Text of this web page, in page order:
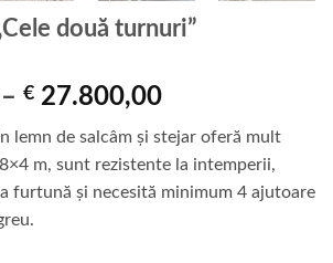
două turnuri”
– € 27.800,00Interval
prețuri:
€ 22.500,00
până
lemn de salcâm și stejar oferă mult
m, sunt rezistente la intemperii,
furtună și necesită minimum 4 ajutoare